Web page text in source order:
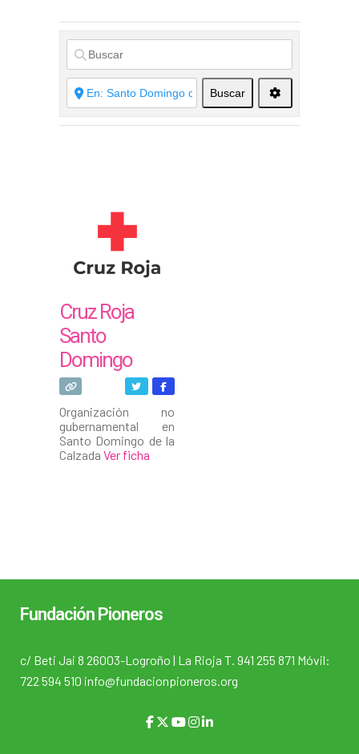
Buscar
Cruz Roja
Santo
Domingo
Organización no
gubernamental en
Santo Domingo de la
Calzada Ver ficha
Fundación Pioneros
c/ Beti Jai 8 26003-Logroño | La Rioja T. 941 255 871 Móvil:
722 594 510 info@fundacionpioneros.org